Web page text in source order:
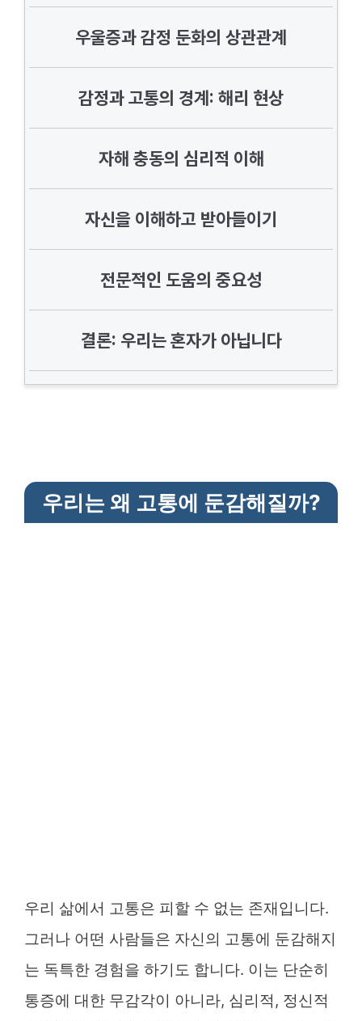
우울증과 감정 둔화의 상관관계
감정과 고통의 경계: 해리 현상
자해 충동의 심리적 이해
자신을 이해하고 받아들이기
전문적인 도움의 중요성
결론: 우리는 혼자가 아닙니다
우리는 왜 고통에 둔감해질까?
우리 삶에서 고통은 피할 수 없는 존재입니다.
그러나 어떤 사람들은 자신의 고통에 둔감해지
는 독특한 경험을 하기도 합니다. 이는 단순히
통증에 대한 무감각이 아니라, 심리적, 정신적